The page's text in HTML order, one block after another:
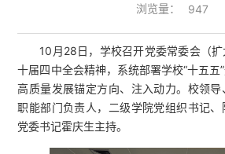
浏览量：
947
10月28日，学校召开党委常委会（
十届四中全会精神，系统部署学校“十五五
高质量发展锚定方向、注入动力。校领
职能部门负责人，二级学院党组织书记
党委书记霍庆生主持。